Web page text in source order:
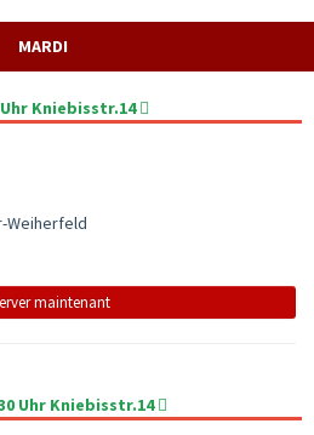
MARDI
Uhr Kniebisstr.14
Weiherfeld
maintenant
Uhr Kniebisstr.14